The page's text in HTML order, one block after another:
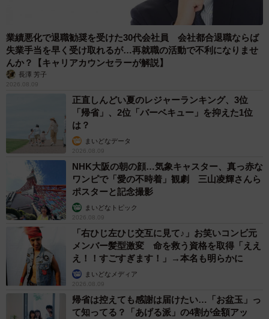
業績悪化で退職勧奨を受けた30代会社員 会社都合退職ならば
失業手当を早く受け取れるが…再就職の活動で不利になりませ
んか？【キャリアカウンセラーが解説】
長澤 芳子
2026.08.09
正直しんどい夏のレジャーランキング、3位
「帰省」、2位「バーベキュー」を抑えた1位
は？
まいどなデータ
2026.08.09
NHK大阪の朝の顔…気象キャスター、真っ赤な
ワンピで「愛の不時着」観劇 三山凌輝さんら
ポスターと記念撮影
まいどなトピック
2026.08.09
「右ひじ左ひじ交互に見て♪」お笑いコンビ元
メンバー髪型激変 命を救う資格を取得「ええ
え！！すごすぎます！」→本名も明らかに
まいどなメディア
2026.08.09
帰省は控えても感謝は届けたい…「お盆玉」っ
て知ってる？「あげる派」の4割が金額アッ